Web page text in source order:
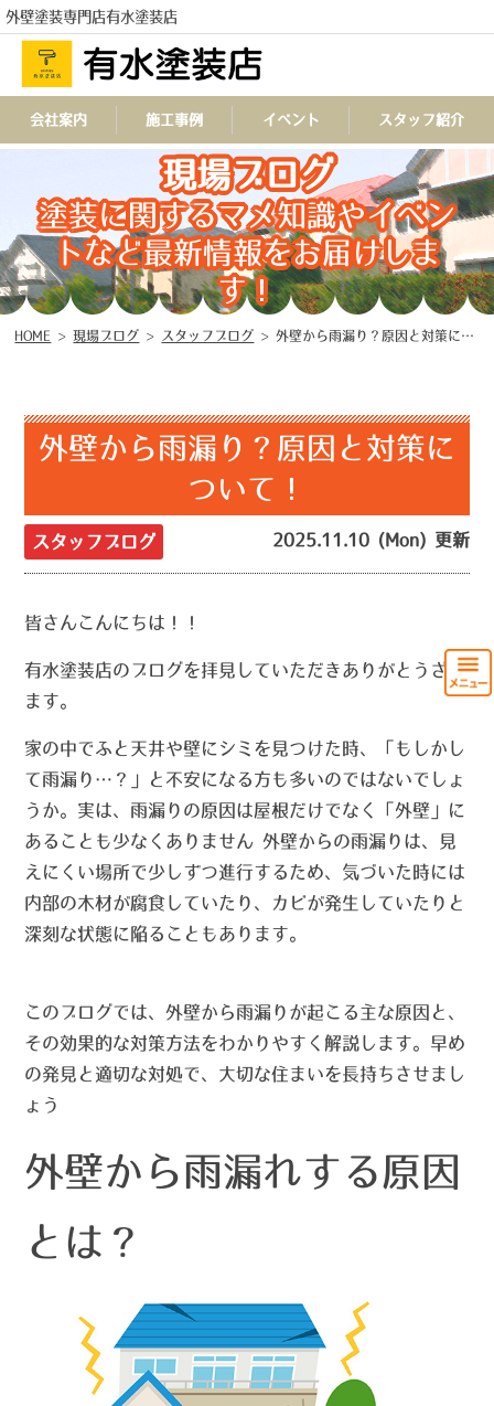
外壁塗装専門店有水塗装店
TEL
会社案内 施工事例 イベント スタッフ紹介
現場ブログ
塗装に関するマメ知識やイベン
トなど最新情報をお届けしま
す！
HOME >現場ブログ > スタッフブログ >外壁から雨漏り？原因と対策について！
外壁から雨漏り？原因と対策に
ついて！
スタッフブログ 2025.11.10 (Mon) 更新
皆さんこんにちは！！
有水塗装店のブログを拝見していただきありがとうざい
ます。
家の中でふと天井や壁にシミを見つけた時、「もしかし
て雨漏り…？」と不安になる方も多いのではないでしょ
うか。実は、雨漏りの原因は屋根だけでなく「外壁」に
あることも少なくありません 外壁からの雨漏りは、見
えにくい場所で少しずつ進行するため、気づいた時には
内部の木材が腐食していたり、カビが発生していたりと
深刻な状態に陥ることもあります。
このブログでは、 外壁から雨漏りが起こる主な原因と、
その効果的な対策方法をわかりやすく解説します。早め
の発見と適切な対処で、大切な住まいを長持ちさせまし
ょう
外壁から雨漏れする原因
とは？